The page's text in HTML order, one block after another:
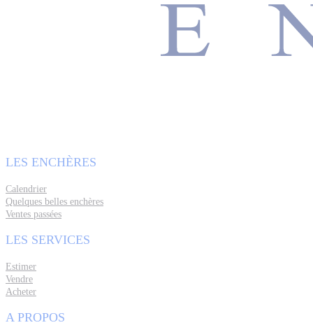
LES ENCHÈRES
Calendrier
Quelques belles enchères
Ventes passées
LES SERVICES
Estimer
Vendre
Acheter
A PROPOS